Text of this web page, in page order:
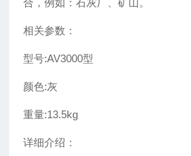
合，例如：石灰厂、矿山。
相关参数：
型号:AV3000型
颜色:灰
重量:13.5kg
详细介绍：